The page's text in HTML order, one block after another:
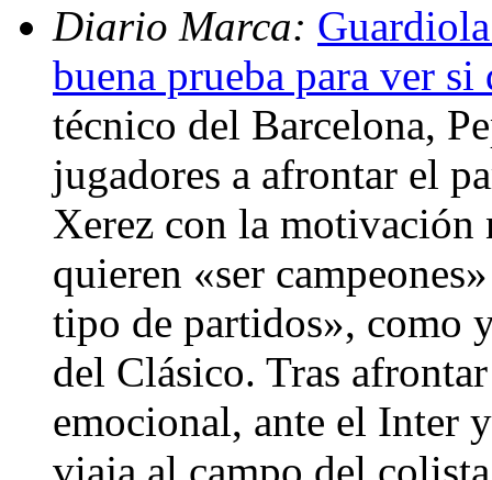
Diario Marca:
buena prueba para ver si
técnico del Barcelona,
jugadores a afrontar el
Xerez con la motivación
quieren «ser
tipo de partidos», como
del Clásico. Tras
emocional, ante el Inter
viaja al campo del